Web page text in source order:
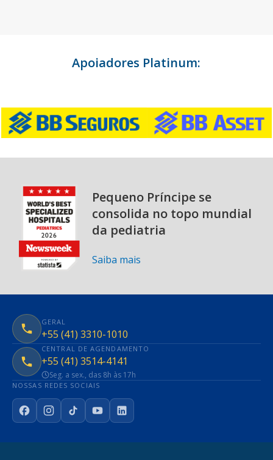
Apoiadores Platinum:
Pequeno Príncipe se
consolida no topo mundial
da pediatria
Saiba mais
GERAL
+55 (41) 3310-1010
CENTRAL DE AGENDAMENTO
+55 (41) 3514-4141
Seg. a sex., das 8h às 17h
NOSSAS REDES SOCIAIS
FacebookInstagram
TikTokYouTubeLinkedIn